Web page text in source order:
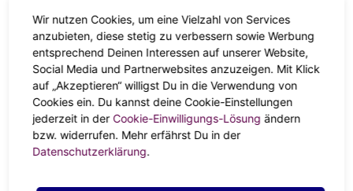
das kann Aufschluss darüber geben, was auf uns
zukommt. Denk an den gefürchtetenMerkur-Rückschritt,
bei dem die Kommunikation aus dem Ruder läuft! Wenn
du regelmäßig darauf achtest, wo sich die Planeten
sowohl in deinem persönlichenHoroskopals auch am
Himmel befinden, kannst du Ereignisse und Emotionen
besser einordnen und deine körperlichen und geistigen
Ressourcen besser nutzen.
Wir nutzen Cookies, um eine Vielzahl von Services
anzubieten, diese stetig zu verbessern sowie Werbung
entsprechend Deinen Interessen auf unserer Website,
Social Media und Partnerwebsites anzuzeigen. Mit Klick
auf „Akzeptieren“ willigst Du in die Verwendung von
Cookies ein. Du kannst deine Cookie-Einstellungen
jederzeit in der Cookie-Einwilligungs-Lösung ändern
bzw. widerrufen. Mehr erfährst Du in der
Datenschutzerklärung.